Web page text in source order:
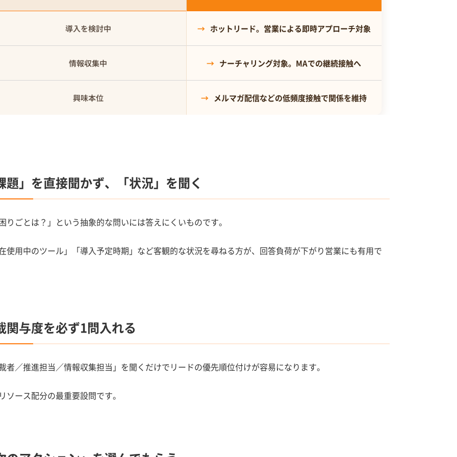
導入を検討中 ホットリード。営業による即時アプローチ対象
情報収集中 ナーチャリング対象。MAでの継続接触へ
興味本位 メルマガ配信などの低頻度接触で関係を維持
題」を直接聞かず、「状況」を聞く
りごとは？」という抽象的な問いには答えにくいものです。
使用中のツール」「導入予定時期」など客観的な状況を尋ねる方が、回答負荷が下がり営業にも有用で
関与度を必ず1問入れる
者／推進担当／情報収集担当」を聞くだけでリードの優先順位付けが容易になります。
ソース配分の最重要設問です。